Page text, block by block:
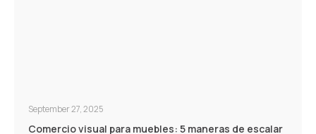
September 27, 2025
Comercio visual para muebles: 5 maneras de escalar